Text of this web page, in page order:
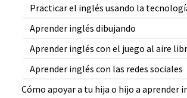
Practicar el inglés usando la
Aprender inglés dibujando
Aprender inglés con el juego al aire
Aprender inglés con las redes sociales
Cómo apoyar a tu hija o hijo a aprender